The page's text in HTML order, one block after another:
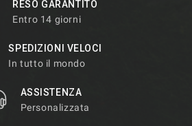
RESO GARANTITO
Entro 14 giorni
SPEDIZIONI VELOCI
In tutto il mondo
ASSISTENZA
Personalizzata